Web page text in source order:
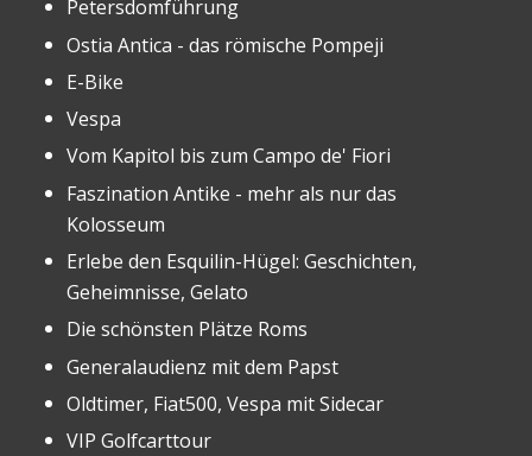
Petersdomführung
Ostia Antica - das römische Pompeji
E-Bike
Vespa
Vom Kapitol bis zum Campo de' Fiori
Faszination Antike - mehr als nur das
Kolosseum
Erlebe den Esquilin-Hügel: Geschichten,
Geheimnisse, Gelato
Die schönsten Plätze Roms
Generalaudienz mit dem Papst
Oldtimer, Fiat500, Vespa mit Sidecar
VIP Golfcarttour